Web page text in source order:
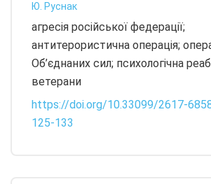
Ю. Руснак
агресія російської федерації;
антитерористична операція;
Об’єднаних сил; психологічна
ветерани
https://doi.org/10.33099/2617-
125-133